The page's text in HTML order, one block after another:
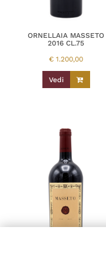
ORNELLAIA MASSETO
2016 CL.75
€ 1.200,00
Vedi